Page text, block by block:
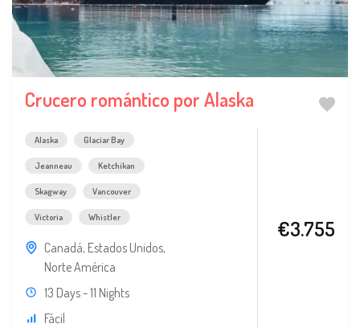
Crucero romántico por Alaska
Alaska Glaciar Bay
Jeanneau Ketchikan
Skagway Vancouver
Victoria Whistler
Canadá, Estados Unidos,
Norte América
13 Days - 11 Nights
Fácil
€3.755